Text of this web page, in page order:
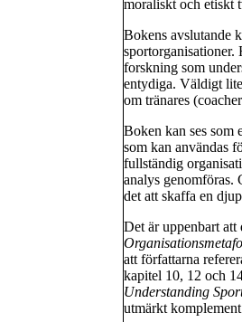
moraliskt och etiskt
Bokens avslutande
sportorganisationer.
forskning som
entydiga. Väldigt
om tränares
Boken kan ses som
som kan användas
fullständig
analys genomföras.
det att skaffa en
Det är uppenbart
att författarna
kapitel 10, 12 och
Understanding
utmärkt